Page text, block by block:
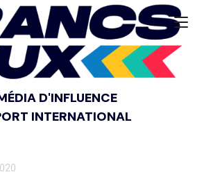
D'INFLUENCE
INTERNATIONAL